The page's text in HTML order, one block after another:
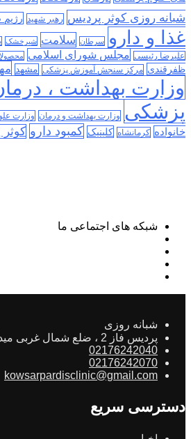
شبانه روزی کوثر پردیس رهبر شهید رژیم
غذا و دارو
سرطان سلامت شیرخشک
علیرضا رئیسی مجلس شورای اسلامی
ظفرقندی مرکز سنجش آموزش پزشکی مشهد
وزارت بهداشت ،
پزشکی وزارت بهداشت و درمان وزارت
خانواده کرمانشاه کلینیک کمبود دارو
شبکه های اجتماعی ما
شبانه روزی
پردیس فاز 2 ، ضلع شمال غربی میدان امام
02176242040
02176242070
kowsarpardisclinic@gmail.com
دسترسی سریع